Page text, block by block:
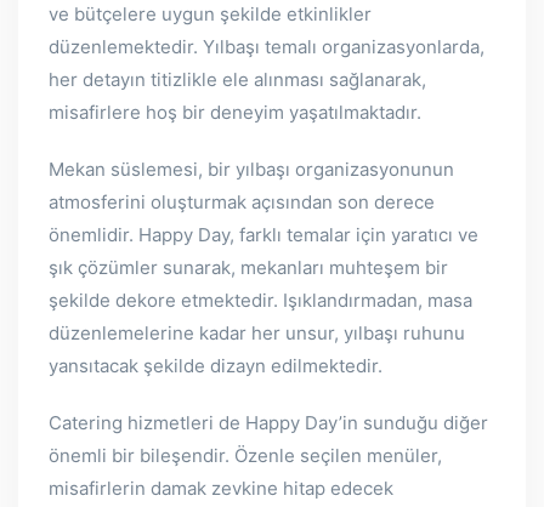
ve bütçelere uygun şekilde etkinlikler
düzenlemektedir. Yılbaşı temalı organizasyonlarda,
her detayın titizlikle ele alınması sağlanarak,
misafirlere hoş bir deneyim yaşatılmaktadır.
Mekan süslemesi, bir yılbaşı organizasyonunun
atmosferini oluşturmak açısından son derece
önemlidir. Happy Day, farklı temalar için yaratıcı ve
şık çözümler sunarak, mekanları muhteşem bir
şekilde dekore etmektedir. Işıklandırmadan, masa
düzenlemelerine kadar her unsur, yılbaşı ruhunu
yansıtacak şekilde dizayn edilmektedir.
Catering hizmetleri de Happy Day’in sunduğu diğer
önemli bir bileşendir. Özenle seçilen menüler,
misafirlerin damak zevkine hitap edecek